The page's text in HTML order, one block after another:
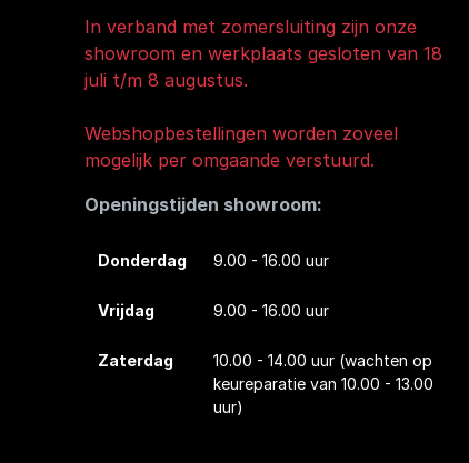
In verband met zomersluiting zijn onze
showroom en werkplaats gesloten van 18
juli t/m 8 augustus.
Webshopbestellingen worden zoveel
mogelijk per omgaande verstuurd.
Openingstijden showroom:
Donderdag 9.00 - 16.00 uur
Vrijdag 9.00 - 16.00 uur
Zaterdag 10.00 - 14.00 uur (wachten op
keureparatie van 10.00 - 13.00
uur)